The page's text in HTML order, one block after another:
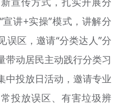
+
讲+实操”模式，讲解分
误区，邀请“分类达人”分
带动居民主动践行分类习
中投放日活动，邀请专业
投放误区、有害垃圾辨